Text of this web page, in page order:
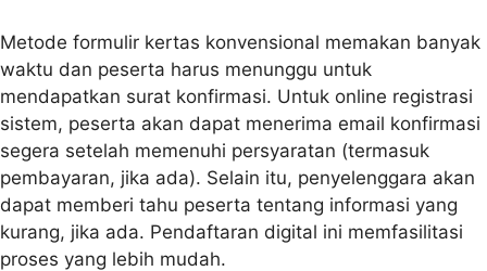
Metode formulir kertas konvensional memakan banyak
waktu dan peserta harus menunggu untuk
mendapatkan surat konfirmasi. Untuk online registrasi
sistem, peserta akan dapat menerima email konfirmasi
segera setelah memenuhi persyaratan (termasuk
pembayaran, jika ada). Selain itu, penyelenggara akan
dapat memberi tahu peserta tentang informasi yang
kurang, jika ada. Pendaftaran digital ini memfasilitasi
proses yang lebih mudah.